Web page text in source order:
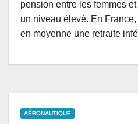
pension entre les femmes
un niveau élevé. En
en moyenne une retraite
AÉRONAUTIQUE